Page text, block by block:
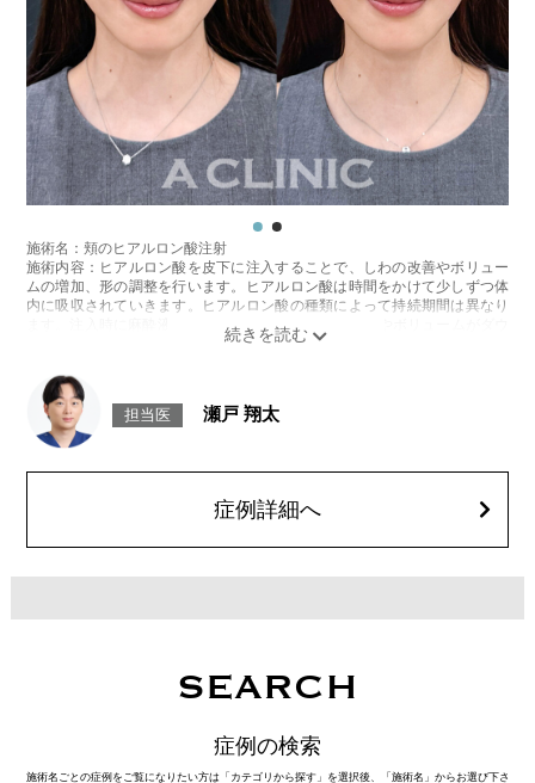
施術名：頬のヒアルロン酸注射
施術内容：ヒアルロン酸を皮下に注入することで、しわの改善やボリュー
ムの増加、形の調整を行います。ヒアルロン酸は時間をかけて少しずつ体
内に吸収されていきます。ヒアルロン酸の種類によって持続期間は異なり
ます。注入時に麻酔液も入っているため、2〜3日でややボリュームがダウ
リスク、副作用：腫れ、赤み、内出血、痛み、突っ張り感などが生じるこ
とがございます。稀にアレルギー、細菌感染症、血管閉塞などが生じるこ
とがございます。また、注入部位に硬化または小結節が生じることがござ
います。注入箇所を強く刺激するようなマッサージは1〜2週間ほどお控え
費用：レスチレン 76,800円(税込)
レスチレンリフト※横浜院限定 98,800円(税込)
ジュビダームビスタウルトラXC 131,800円(税込)
オプション：表面麻酔 3,300円(税込) 笑気麻酔 3,300円(税込)
成されるため、長期的な美肌効果、肌質の改善効果、将来的なシワやたる
リスク、副作用：腫れ、内出血、疼痛、頭痛、引き攣れ感などが生じるこ
担当医 瀬戸 翔太
症例詳細へ
SEARCH
症例の検索
施術名ごとの症例をご覧になりたい方は「カテゴリから探す」を選択後、「施術名」からお選び下さ